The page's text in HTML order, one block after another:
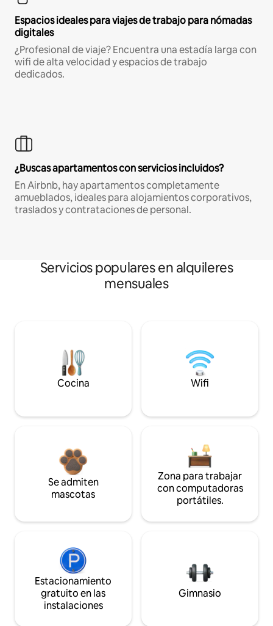
Espacios ideales para viajes de trabajo para nómadas
digitales
¿Profesional de viaje? Encuentra una estadía larga con
wifi de alta velocidad y espacios de trabajo
dedicados.
¿Buscas apartamentos con servicios incluidos?
En Airbnb, hay apartamentos completamente
amueblados, ideales para alojamientos corporativos,
traslados y contrataciones de personal.
Servicios populares en alquileres
mensuales
Cocina Wifi
Se admiten
mascotas
Zona para trabajar
con computadoras
portátiles.
Estacionamiento
gratuito en las
instalaciones
Gimnasio